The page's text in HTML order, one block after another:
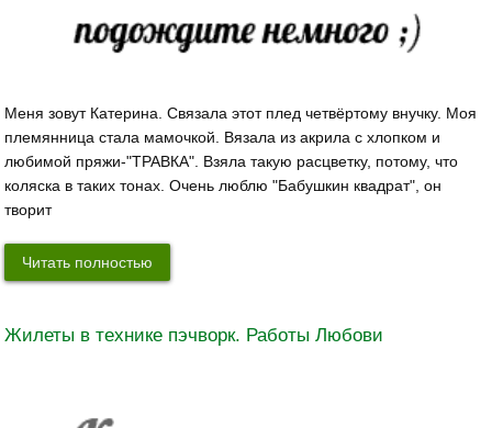
Меня зовут Катерина. Связала этот плед четвёртому внучку. Моя
племянница стала мамочкой. Вязала из акрила с хлопком и
любимой пряжи-"ТРАВКА". Взяла такую расцветку, потому, что
коляска в таких тонах. Очень люблю "Бабушкин квадрат", он
творит
Читать полностью
Жилеты в технике пэчворк. Работы Любови